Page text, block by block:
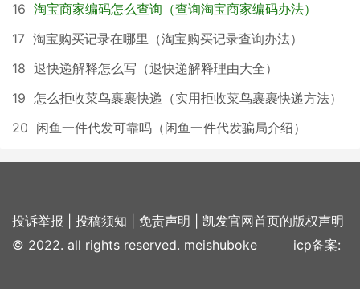
16 淘宝商家编码怎么查询（查询淘宝商家编码办法）
17 淘宝购买记录在哪里（淘宝购买记录查询办法）
18 退快递解释怎么写（退快递解释理由大全）
19 怎么拒收菜鸟裹裹快递（实用拒收菜鸟裹裹快递方法）
20 闲鱼一件代发可靠吗（闲鱼一件代发骗局介绍）
投诉举报 投稿须知 免责声明
凯发官网首页的版权声明
© 2022. all rights reserved. meishuboke icp备案: